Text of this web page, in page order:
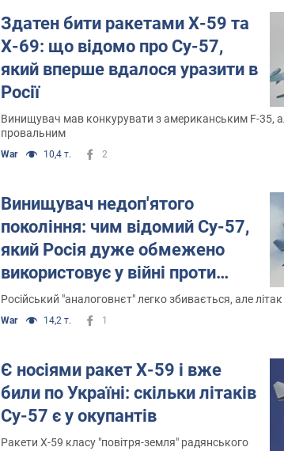
Здатен бити ракетами Х-59 та
Х-69: що відомо про Су-57,
який вперше вдалося уразити в
Росії
Винищувач мав конкурувати з американським F-35,
провальним
War 10,4 т. 2
Винищувач недоп'ятого
покоління: чим відомий Су-57,
який Росія дуже обмежено
використовує у війні проти
України. Відео
Російський "аналоговнєт" легко збивається, але
War 14,2 т. 1
Є носіями ракет Х-59 і вже
били по Україні: скільки літаків
Су-57 є у окупантів
Ракети Х-59 класу "повітря-земля" радянського